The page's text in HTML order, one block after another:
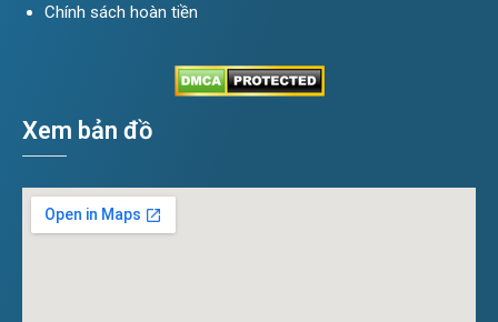
Chính sách hoàn tiền
Xem bản đồ